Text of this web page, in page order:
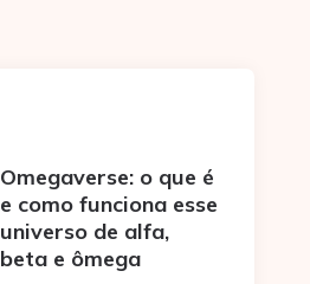
Omegaverse: o que é
e como funciona esse
universo de alfa,
beta e ômega